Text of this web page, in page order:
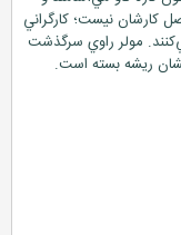
نيست؛ كارگراني
مولر راوي سرگذشت
ريشه بسته است.